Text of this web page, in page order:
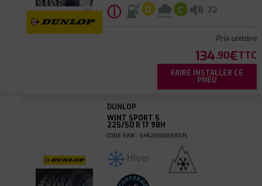
ⓘ D C B 72
Prix unitaire
134.90€TTC
FAIRE INSTALLER CE
PNEU
DUNLOP
WINT SPORT 5
225/50 R 17 98H
CODE EAN : 5452000833075
Hiver